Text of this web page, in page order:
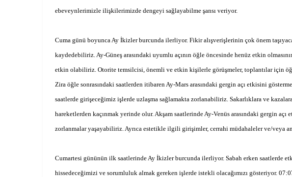
ebeveynlerimizle ilişkilerimizde dengeyi sağlayabilme şansı veriyor.
Cuma günü boyunca Ay İkizler burcunda ilerliyor. Fikir alışverişlerinin çok önem
kaydedebiliriz. Ay-Güneş arasındaki uyumlu açının öğle öncesinde henüz etkin
etkin olabiliriz. Otorite temsilcisi, önemli ve etkin kişilerle görüşmeler, toplantılar için
Zira öğle sonrasındaki saatlerden itibaren Ay-Mars arasındaki gergin açı etkisini
saatlerde girişeceğimiz işlerde uzlaşma sağlamakta zorlanabiliriz. Sakarlıklara ve
hareketlerden kaçınmak yerinde olur. Akşam saatlerinde Ay-Venüs arasındaki gergin
zorlanmalar yaşayabiliriz. Ayrıca estetikle ilgili girişimler, cerrahi müdahaleler ve/veya
Cumartesi gününün ilk saatlerinde Ay İkizler burcunda ilerliyor. Sabah erken saatlerde
hissedeceğimizi ve sorumluluk almak gereken işlerde istekli olacağımızı gösteriyor.